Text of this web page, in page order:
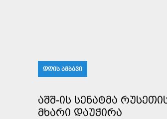
ᲓᲦᲘᲡ ᲐᲛᲑᲐᲕᲘ
ᲐᲨᲨ-ᲘᲡ ᲡᲔᲜᲐᲢᲛᲐ
ᲛᲮᲐᲠᲘ ᲓᲐᲣᲭᲘᲠᲐ